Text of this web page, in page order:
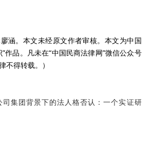
廖涵。本文未经原文作者审核。本文为中国
作品。凡未在“中国民商法律网”微信公众号
不得转载。）
司集团背景下的法人格否认：一个实证研